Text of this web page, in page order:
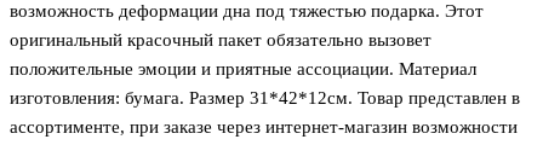
возможность деформации дна под тяжестью подарка. Этот
оригинальный красочный пакет обязательно вызовет
положительные эмоции и приятные ассоциации. Материал
изготовления: бумага. Размер 31*42*12см. Товар представлен в
ассортименте, при заказе через интернет-магазин возможности